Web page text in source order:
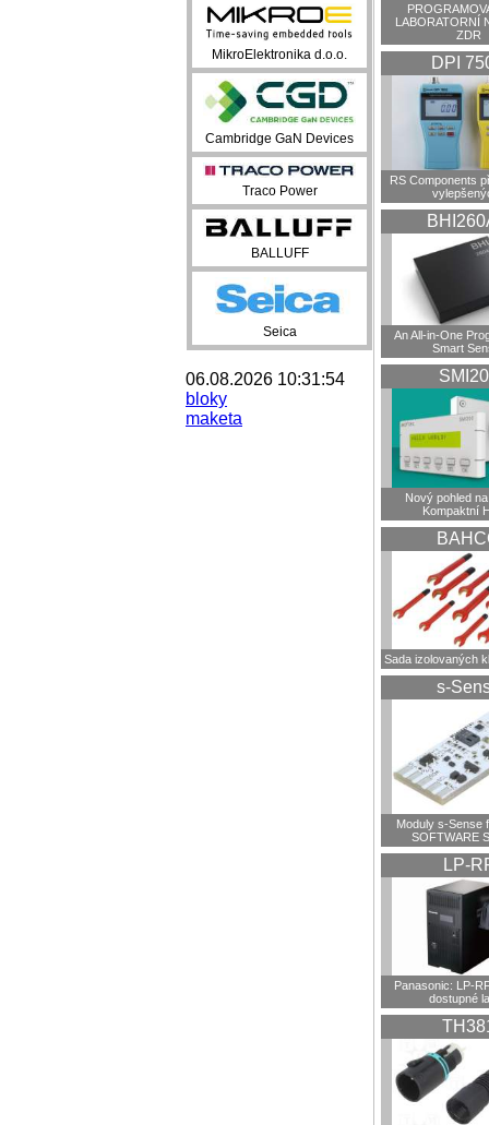
MikroElektronika d.o.o.
Cambridge GaN Devices
Traco Power
BALLUFF
Seica
06.08.2026 10:31:54
bloky
maketa
LABORATORNÍ
ZDR
DPI
RS Components
An All-in-One
Smart
Nový pohled
Kompaktní
Sada izolovaných
s-
Moduly s-Sense
SOFTWARE
LP-
Panasonic: LP-
dostupné